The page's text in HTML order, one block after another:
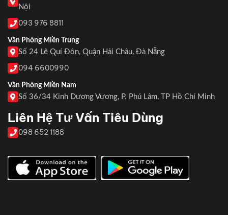
Nội
093 976 8811
Văn Phòng Miền Trung
Số 24 Lê Quí Đôn, Quận Hải Châu, Đà Nẵng
094 6600990
Văn Phòng Miền Nam
Số 36/34 Kinh Dương Vương, P. Phú Lâm, TP Hồ Chí Minh
Liên Hệ Tư Vấn Tiêu Dùng
098 652 1188